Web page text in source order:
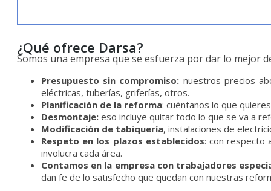
¿Qué ofrece Darsa?
Somos una empresa que se esfuerza por dar lo mejor
Presupuesto sin compromiso: nuestros precios
eléctricas, tuberías, griferías, otros.
Planificación de la reforma: cuéntanos lo que
Desmontaje: eso incluye quitar todo lo que se va a
Modificación de tabiquería, instalaciones de
Respeto en los plazos establecidos: con respecto
involucra cada área.
Contamos en la empresa con trabajadores
dan fe de lo satisfecho que quedan con nuestras